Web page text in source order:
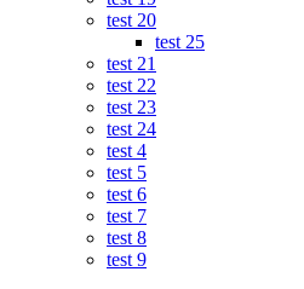
test 20
test 25
test 21
test 22
test 23
test 24
test 4
test 5
test 6
test 7
test 8
test 9